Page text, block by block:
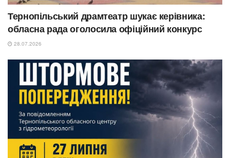
Тернопільський драмтеатр шукає керівника:
обласна рада оголосила офіційний конкурс
28.07.2026